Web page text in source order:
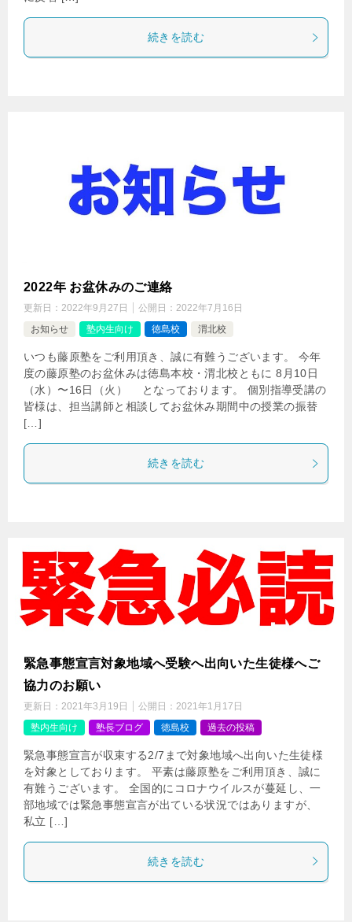
続きを読む
2022年 お盆休みのご連絡
更新日： 2022年9月27日 公開日： 2022年7月16日
お知らせ
塾内生向け 徳島校 渭北校
いつも藤原塾をご利用頂き、誠に有難うございます。 今年
度の藤原塾のお盆休みは徳島本校・渭北校ともに 8月10日
（水）〜16日（火） となっております。 個別指導受講の
皆様は、担当講師と相談してお盆休み期間中の授業の振替
[…]
続きを読む
緊急事態宣言対象地域へ受験へ出向いた生徒様へご
協力のお願い
更新日： 2021年3月19日 公開日： 2021年1月17日
塾内生向け
塾長ブログ 徳島校 過去の投稿
緊急事態宣言が収束する2/7まで対象地域へ出向いた生徒様
を対象としております。 平素は藤原塾をご利用頂き、誠に
有難うございます。 全国的にコロナウイルスが蔓延し、一
部地域では緊急事態宣言が出ている状況ではありますが、
私立 […]
続きを読む